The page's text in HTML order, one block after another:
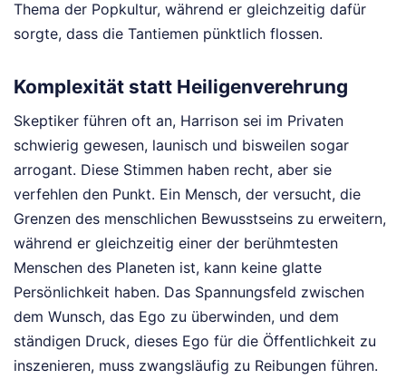
Thema der Popkultur, während er gleichzeitig dafür
sorgte, dass die Tantiemen pünktlich flossen.
Komplexität statt Heiligenverehrung
Skeptiker führen oft an, Harrison sei im Privaten
schwierig gewesen, launisch und bisweilen sogar
arrogant. Diese Stimmen haben recht, aber sie
verfehlen den Punkt. Ein Mensch, der versucht, die
Grenzen des menschlichen Bewusstseins zu erweitern,
während er gleichzeitig einer der berühmtesten
Menschen des Planeten ist, kann keine glatte
Persönlichkeit haben. Das Spannungsfeld zwischen
dem Wunsch, das Ego zu überwinden, und dem
ständigen Druck, dieses Ego für die Öffentlichkeit zu
inszenieren, muss zwangsläufig zu Reibungen führen.